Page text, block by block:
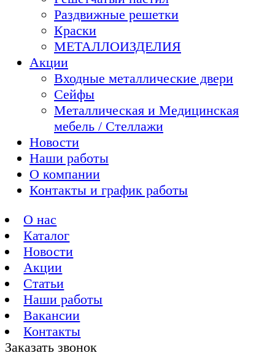
Раздвижные решетки
Краски
МЕТАЛЛОИЗДЕЛИЯ
Акции
Входные металлические двери
Сейфы
Металлическая и Медицинская
мебель / Стеллажи
Новости
Наши работы
О компании
Контакты и график работы
О нас
Каталог
Новости
Акции
Статьи
Наши работы
Вакансии
Контакты
Заказать звонок